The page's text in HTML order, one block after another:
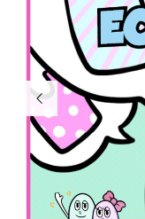

online store